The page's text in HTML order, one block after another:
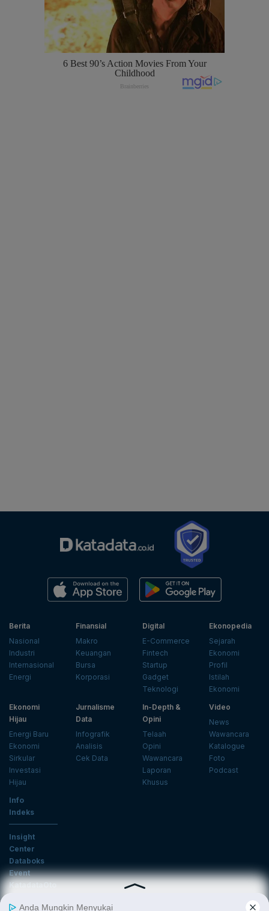
Berita
Nasional
Industri
Internasional
Energi
Finansial
Makro
Keuangan
Bursa
Korporasi
Digital
E-Commerce
Fintech
Startup
Gadget
Teknologi
Ekonopedia
Sejarah
Ekonomi
Profil
Istilah
Ekonomi
Ekonomi
Hijau
Energi Baru
Ekonomi
Sirkular
Investasi
Hijau
Jurnalisme
Data
Infografik
Analisis
Cek Data
In-Depth &
Opini
Telaah
Opini
Wawancara
Laporan
Khusus
Video
News
Wawancara
Katalogue
Foto
Podcast
Info
Indeks
Insight
Center
Databoks
Event
KatadataOto